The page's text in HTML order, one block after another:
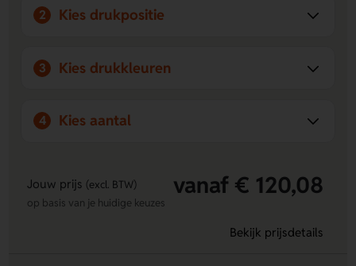
2 Kies drukpositie
3 Kies drukkleuren
4 Kies aantal
Jouw prijs (excl. BTW) vanaf € 120,08
op basis van je huidige keuzes
Bekijk prijsdetails